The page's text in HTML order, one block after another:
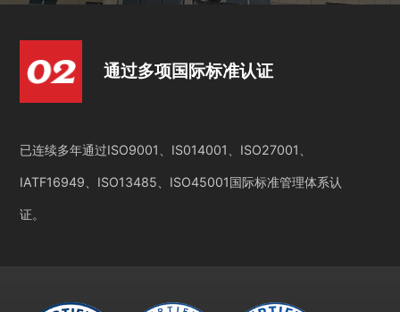
通过多项国际标准认证
已连续多年通过ISO9001、IS014001、ISO27001、
IATF16949、ISO13485、ISO45001国际标准管理体系认
证。